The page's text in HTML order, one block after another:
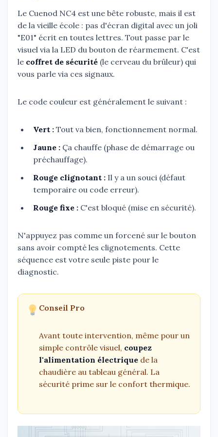
Le Cuenod NC4 est une bête robuste, mais il est
de la vieille école : pas d'écran digital avec un joli
"E01" écrit en toutes lettres. Tout passe par le
visuel via la LED du bouton de réarmement. C'est
le coffret de sécurité (le cerveau du brûleur) qui
vous parle via ces signaux.
Le code couleur est généralement le suivant :
Vert : Tout va bien, fonctionnement normal.
Jaune : Ça chauffe (phase de démarrage ou
préchauffage).
Rouge clignotant : Il y a un souci (défaut
temporaire ou code erreur).
Rouge fixe : C'est bloqué (mise en sécurité).
N'appuyez pas comme un forcené sur le bouton
sans avoir compté les clignotements. Cette
séquence est votre seule piste pour le
diagnostic.
Conseil Pro
Avant toute intervention, même pour un
simple contrôle visuel, coupez
l'alimentation électrique de la
chaudière au tableau général. La
sécurité prime sur le confort thermique.